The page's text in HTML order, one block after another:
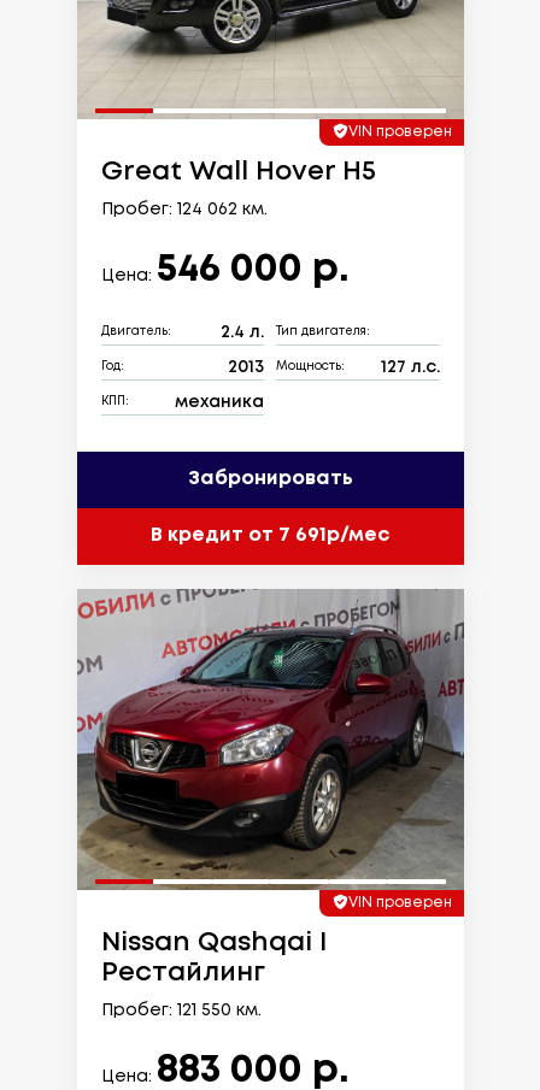
VIN проверен
Great Wall Hover H5
Пробег: 124 062 км.
Цена: 546 000 р.
Двигатель: 2.4 л. Тип двигателя:
Год: 2013 Мощность: 127 л.с.
КПП: механика
Забронировать
В кредит от 7 691р/мес
VIN проверен
Nissan Qashqai I
Рестайлинг
Пробег: 121 550 км.
Цена: 883 000 р.